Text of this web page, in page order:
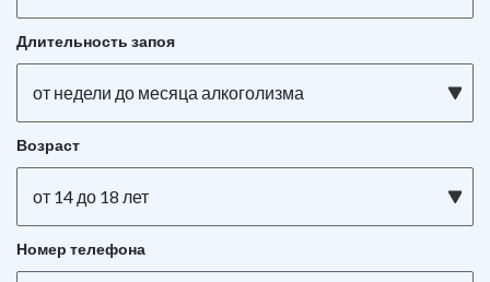
Длительность запоя
от недели до месяца алкоголизма
Возраст
от 14 до 18 лет
Номер телефона